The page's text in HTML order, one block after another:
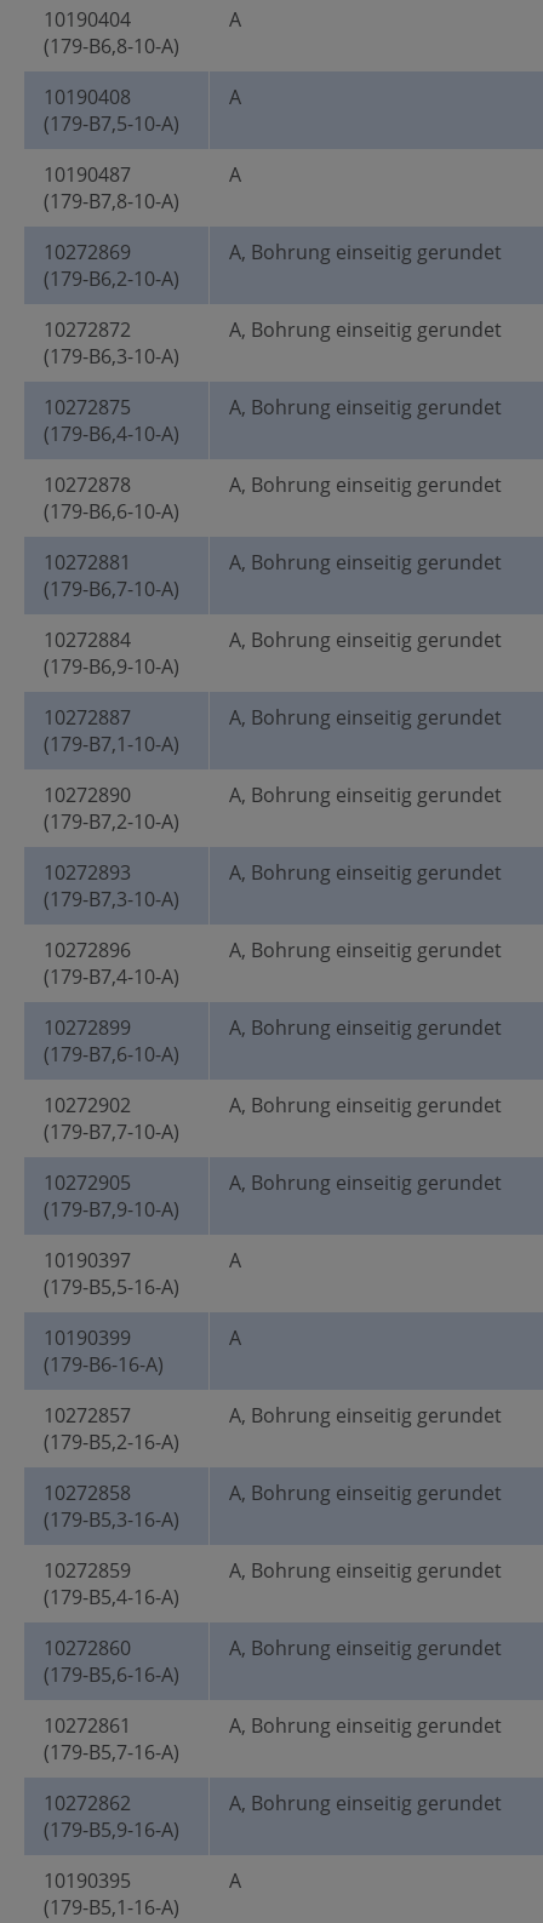
10190404
(179-B6,8-10-A)
A
10190408
(179-B7,5-10-A)
A
10190487
(179-B7,8-10-A)
A
10272869
(179-B6,2-10-A)
A, Bohrung einseitig gerundet
10272872
(179-B6,3-10-A)
A, Bohrung einseitig gerundet
10272875
(179-B6,4-10-A)
A, Bohrung einseitig gerundet
10272878
(179-B6,6-10-A)
A, Bohrung einseitig gerundet
10272881
(179-B6,7-10-A)
A, Bohrung einseitig gerundet
10272884
(179-B6,9-10-A)
A, Bohrung einseitig gerundet
10272887
(179-B7,1-10-A)
A, Bohrung einseitig gerundet
10272890
(179-B7,2-10-A)
A, Bohrung einseitig gerundet
10272893
(179-B7,3-10-A)
A, Bohrung einseitig gerundet
10272896
(179-B7,4-10-A)
A, Bohrung einseitig gerundet
10272899
(179-B7,6-10-A)
A, Bohrung einseitig gerundet
10272902
(179-B7,7-10-A)
A, Bohrung einseitig gerundet
10272905
(179-B7,9-10-A)
A, Bohrung einseitig gerundet
10190397
(179-B5,5-16-A)
A
10190399
(179-B6-16-A)
A
10272857
(179-B5,2-16-A)
A, Bohrung einseitig gerundet
10272858
(179-B5,3-16-A)
A, Bohrung einseitig gerundet
10272859
(179-B5,4-16-A)
A, Bohrung einseitig gerundet
10272860
(179-B5,6-16-A)
A, Bohrung einseitig gerundet
10272861
(179-B5,7-16-A)
A, Bohrung einseitig gerundet
10272862
(179-B5,9-16-A)
A, Bohrung einseitig gerundet
10190395
(179-B5,1-16-A)
A